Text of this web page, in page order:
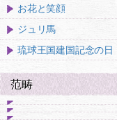
お花と笑顔
ジュリ馬
琉球王国建国記念の日
范畴